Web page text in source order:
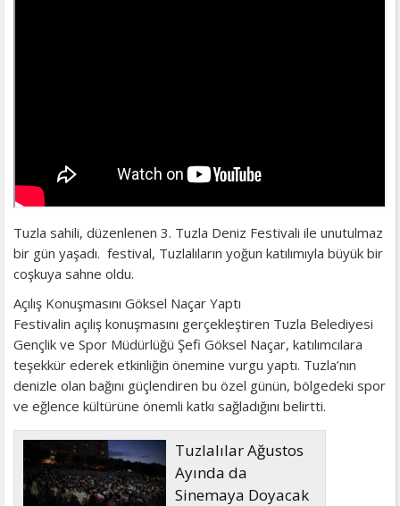
Tuzla sahili, düzenlenen 3. Tuzla Deniz Festivali ile unutulmaz
bir gün yaşadı. festival, Tuzlalıların yoğun katılımıyla büyük bir
coşkuya sahne oldu.
Açılış Konuşmasını Göksel Naçar Yaptı
Festivalin açılış konuşmasını gerçekleştiren Tuzla Belediyesi
Gençlik ve Spor Müdürlüğü Şefi Göksel Naçar, katılımcılara
teşekkür ederek etkinliğin önemine vurgu yaptı. Tuzla’nın
denizle olan bağını güçlendiren bu özel günün, bölgedeki spor
ve eğlence kültürüne önemli katkı sağladığını belirtti.
Tuzlalılar Ağustos
Ayında da
Sinemaya Doyacak